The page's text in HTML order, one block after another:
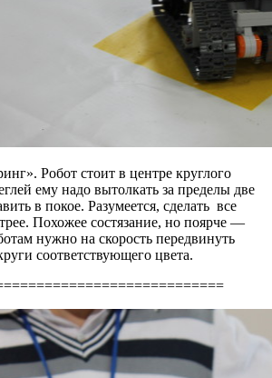
Робот стоит в центре круглого
ему надо вытолкать за пределы две
в покое. Разумеется, сделать все
Похожее состязание, но поярче —
нужно на скорость передвинуть
соответствующего цвета.